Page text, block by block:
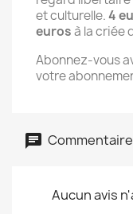
et culturelle.4
eurosà la criée
Abonnez-vous
votre
Aucun avis